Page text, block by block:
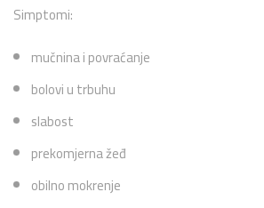
Simptomi:
mučnina i povraćanje
bolovi u trbuhu
slabost
prekomjerna žeđ
obilno mokrenje